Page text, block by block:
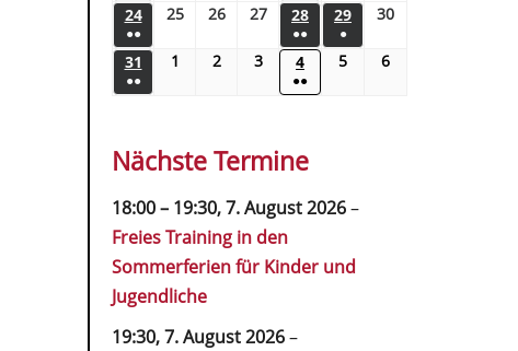
24
●●
25 26 27 28
●●
29
●
30
31
●●
1 2 3 4
●●
5 6
Nächste Termine
18:00– 19:30,7. August 2026–
Freies Training in den
Sommerferien für Kinder und
Jugendliche
19:30,7. August 2026–